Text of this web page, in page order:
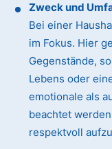
Zweck und
Bei einer
im Fokus. Hier
Gegenstände,
Lebens oder
emotionale als
beachtet
respektvoll